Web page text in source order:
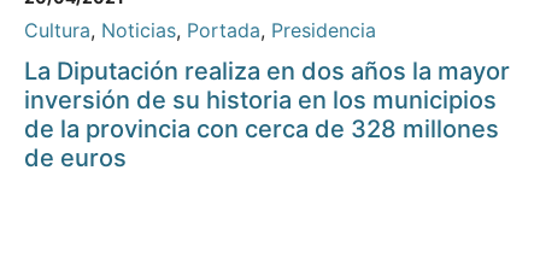
Cultura, Noticias, Portada, Presidencia
La Diputación realiza en dos años la mayor
inversión de su historia en los municipios
de la provincia con cerca de 328 millones
de euros